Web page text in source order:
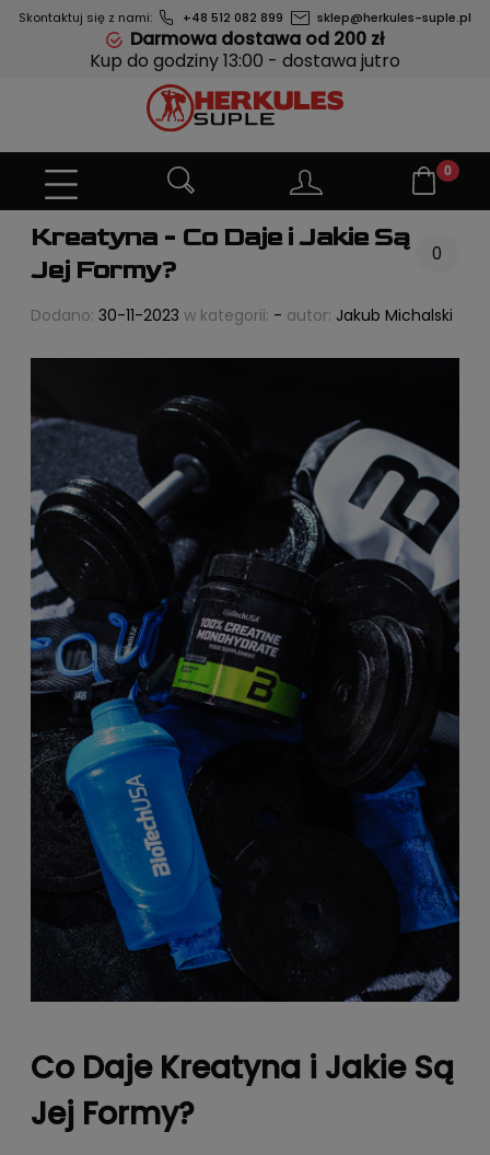
Skontaktuj się z nami: +48 512 082 899 sklep@herkules-suple.pl
Darmowa dostawa od 200 zł
Kup do godziny 13:00 - dostawa jutro
Kreatyna - Co Daje i Jakie Są
Jej Formy?
0
Dodano: 30-11-2023 w kategorii: - autor: Jakub Michalski
Co Daje Kreatyna i Jakie Są
Jej Formy?